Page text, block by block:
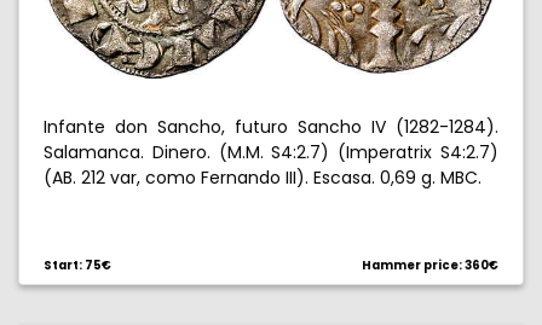
Infante don Sancho, futuro Sancho IV (1282-1284).
Salamanca. Dinero. (M.M. S4:2.7) (Imperatrix S4:2.7)
(AB. 212 var, como Fernando III). Escasa. 0,69 g. MBC.
Start: 75€ Hammer price: 360€